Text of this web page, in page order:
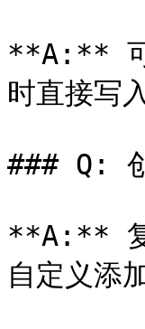
**A:** 可
时直接写
### Q:
**A:** 复
自定义添